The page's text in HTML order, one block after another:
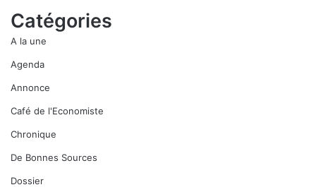
Catégories
A la une
Agenda
Annonce
Café de l'Economiste
Chronique
De Bonnes Sources
Dossier